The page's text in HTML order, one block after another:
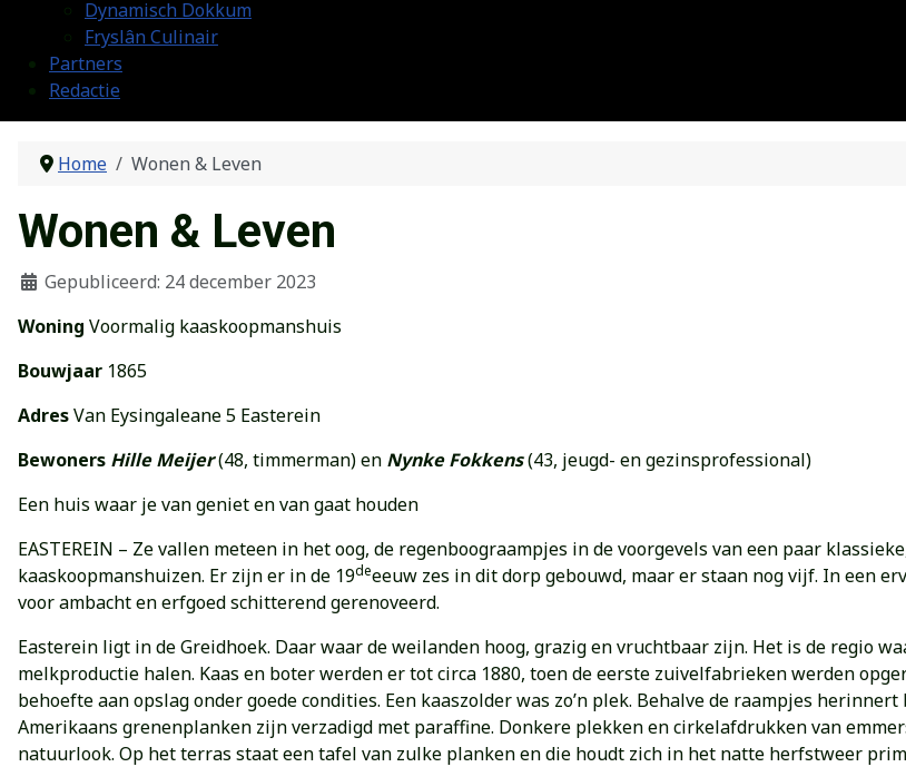
Dynamisch Dokkum
Fryslân Culinair
Partners
Redactie
Home Wonen & Leven
Wonen & Leven
Gepubliceerd: 24 december 2023
Woning Voormalig kaaskoopmanshuis
Bouwjaar 1865
AdresVan Eysingaleane 5 Easterein
Bewoners Hille Meijer(48, timmerman) en Nynke Fokkens(43, jeugd- en gezinsprofessional)
Een huis waar je van geniet en van gaat houden
EASTEREIN – Ze vallen meteen in het oog, de regenboograampjes in de voorgevels van een paar
kaaskoopmanshuizen. Er zijn er in de 19deeeuw zes in dit dorp gebouwd, maar er staan nog vijf. In een
voor ambacht en erfgoed schitterend gerenoveerd.
Easterein ligt in de Greidhoek. Daar waar de weilanden hoog, grazig en vruchtbaar zijn. Het is de regio
melkproductie halen. Kaas en boter werden er tot circa 1880, toen de eerste zuivelfabrieken werden
behoefte aan opslag onder goede condities. Een kaaszolder was zo’n plek. Behalve de raampjes
Amerikaans grenenplanken zijn verzadigd met paraffine. Donkere plekken en cirkelafdrukken van
natuurlook. Op het terras staat een tafel van zulke planken en die houdt zich in het natte herfstweer